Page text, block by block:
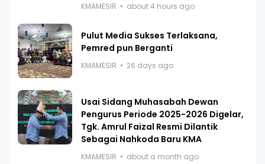
KMAMESIR about 4 hours ago
Pulut Media Sukses Terlaksana,
Pemred pun Berganti
KMAMESIR 26 days ago
Usai Sidang Muhasabah Dewan
Pengurus Periode 2025-2026 Digelar,
Tgk. Amrul Faizal Resmi Dilantik
Sebagai Nahkoda Baru KMA
KMAMESIR about a month ago